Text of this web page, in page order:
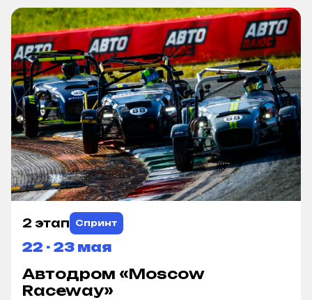
2 этап Спринт
22 - 23 мая
Автодром «Moscow
Raceway»